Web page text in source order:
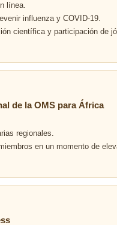
línea.
influenza y COVID-19.
científica y participación de
de la OMS para África
regionales.
en un momento de